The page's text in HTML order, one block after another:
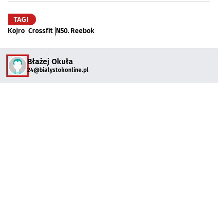
TAGI
Kojro Crossfit N50. Reebok
Błażej Okuła
24@bialystokonline.pl